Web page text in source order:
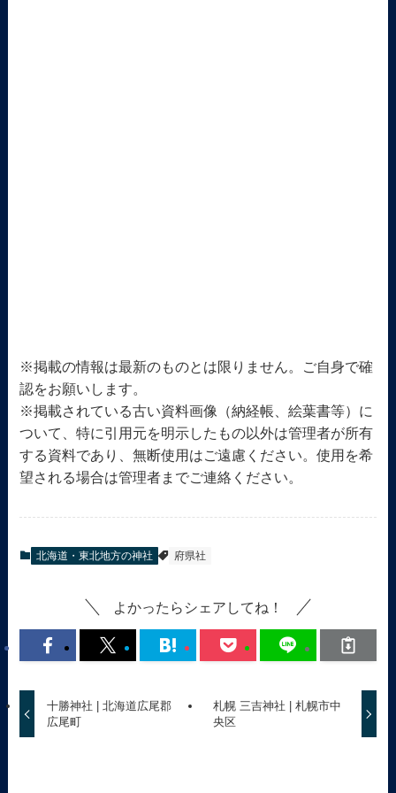
※掲載の情報は最新のものとは限りません。ご自身で確
認をお願いします。
※掲載されている古い資料画像（納経帳、絵葉書等）に
ついて、特に引用元を明示したもの以外は管理者が所有
する資料であり、無断使用はご遠慮ください。使用を希
望される場合は管理者までご連絡ください。
北海道・東北地方の神社 府県社
よかったらシェアしてね！
十勝神社 | 北海道広尾郡
広尾町
札幌 三吉神社 | 札幌市中
央区